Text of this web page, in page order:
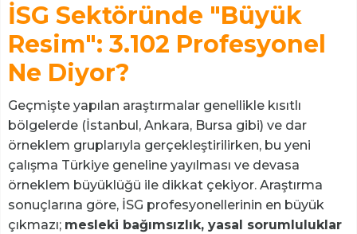
İSG Sektöründe "Büyük
Resim": 3.102 Profesyonel
Ne Diyor?
Geçmişte yapılan araştırmalar genellikle kısıtlı
bölgelerde (İstanbul, Ankara, Bursa gibi) ve dar
örneklem gruplarıyla gerçekleştirilirken, bu yeni
çalışma Türkiye geneline yayılması ve devasa
örneklem büyüklüğü ile dikkat çekiyor. Araştırma
sonuçlarına göre, İSG profesyonellerinin en büyük
çıkmazı; mesleki bağımsızlık, yasal sorumluluklar